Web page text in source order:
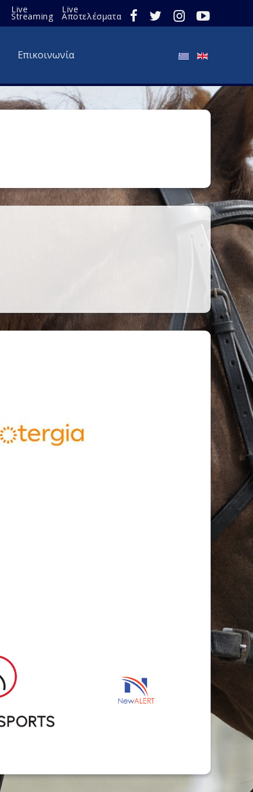
Live
Streaming
Live
Αποτελέσματα
Επικοινωνία